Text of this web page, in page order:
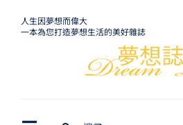
人生因夢想而偉大
一本為您打造夢想生活的美好雜誌